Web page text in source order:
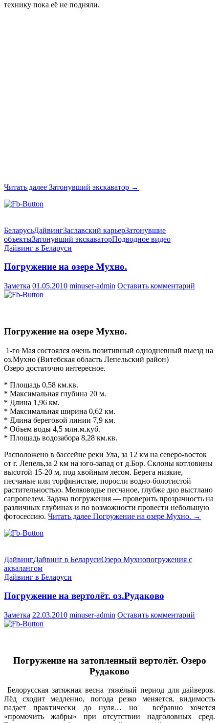
технику пока её не подняли.
Читать далее Затонувший экскаватор →
БеларусьДайвингЗаславский карьерЗатонувшие
объектыЗатонувший экскаваторПодводное видео
Дайвинг в Беларуси
Погружение на озере Мухно.
Заметка 01.05.2010 minuser-admin Оставить комментарий
Погружение на озере Мухно.
1-го Мая состоялся очень позитивный однодневный выезд на
оз.Мухно (Витебская область Лепельский район)
Озеро достаточно интересное.
* Площадь 0,58 км.кв.
* Максимальная глубина 20 м.
* Длина 1,96 км.
* Максимальная ширина 0,62 км.
* Длина береговой линии 7,9 км.
* Объем воды 4,5 млн.м.куб.
* Площадь водозабора 8,28 км.кв.
Расположено в бассейне реки Ула, за 12 км на северо-восток
от г. Лепель,за 2 км на юго-запад от д.Бор. Склоны котловины
высотой 15-20 м, под хвойным лесом. Берега низкие,
песчаные или торфянистые, поросли водно-болотистой
растительностью. Мелководье песчаное, глубже дно выстлано
сапропелем. Задача погружения — проверить прозрачность на
различных глубинах и по возможности провести небольшую
фотосессию. Читать далее Погружение на озере Мухно. →
ДайвингДайвинг в БеларусиОзеро Мухнопогружения с
аквалангом
Дайвинг в Беларуси
Погружение на вертолёт. оз.Рудаково
Заметка 22.03.2010 minuser-admin Оставить комментарий
Погружение на затопленный вертолёт. Озеро
Рудаково
Белорусская затяжная весна тяжёлый период для дайверов.
Лёд сходит медленно, погода резко меняется, видимость
падает практически до нуля… но всёравно хочется
«промочить жабры» при отсутствии надголовных сред.